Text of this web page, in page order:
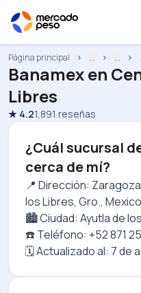
Página principal ... ...
Banamexen
Libres
★ 4.21,891 reseñas
¿Cuál sucursal
cerca de mí?
📍 Dirección:
los Libres, Gro., Mexico
🏙️ Ciudad: Ayutla de
☎️ Teléfono: +52 871
🗓️ Actualizado al: 7 de